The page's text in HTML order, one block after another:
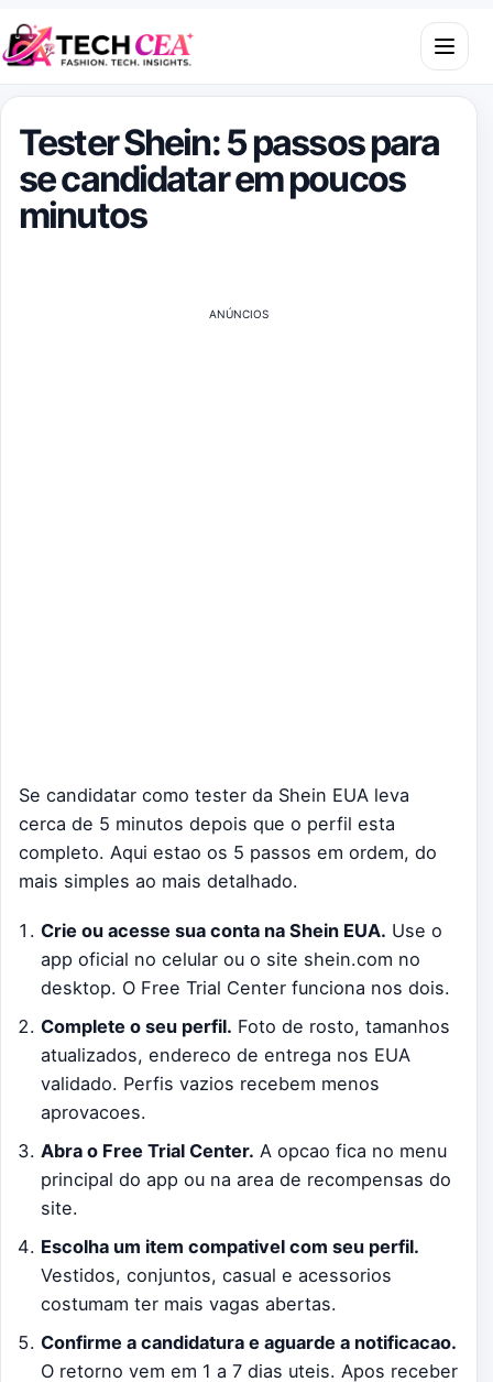
Skip to content
Open
Tester Shein: 5 passos para
se candidatar em poucos
minutos
ANÚNCIOS
Se candidatar como tester da Shein EUA leva
cerca de 5 minutos depois que o perfil esta
completo. Aqui estao os 5 passos em ordem, do
mais simples ao mais detalhado.
Crie ou acesse sua conta na Shein EUA. Use o
app oficial no celular ou o site shein.com no
desktop. O Free Trial Center funciona nos dois.
Complete o seu perfil. Foto de rosto, tamanhos
atualizados, endereco de entrega nos EUA
validado. Perfis vazios recebem menos
aprovacoes.
Abra o Free Trial Center. A opcao fica no menu
principal do app ou na area de recompensas do
site.
Escolha um item compativel com seu perfil.
Vestidos, conjuntos, casual e acessorios
costumam ter mais vagas abertas.
Confirme a candidatura e aguarde a notificacao.
O retorno vem em 1 a 7 dias uteis. Apos receber